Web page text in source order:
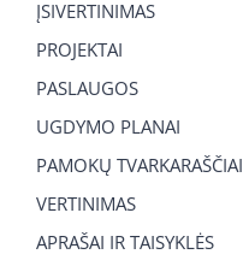
ĮSIVERTINIMAS
PROJEKTAI
PASLAUGOS
UGDYMO PLANAI
PAMOKŲ TVARKARAŠČIAI
VERTINIMAS
APRAŠAI IR TAISYKLĖS